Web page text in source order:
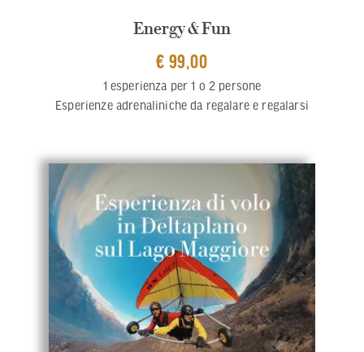
Energy & Fun
€ 99,00
1 esperienza per 1 o 2 persone
Esperienze adrenaliniche da regalare e regalarsi